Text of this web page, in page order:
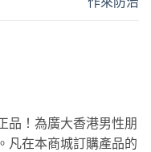
品！為廣大香港男性朋
凡在本商城訂購產品的